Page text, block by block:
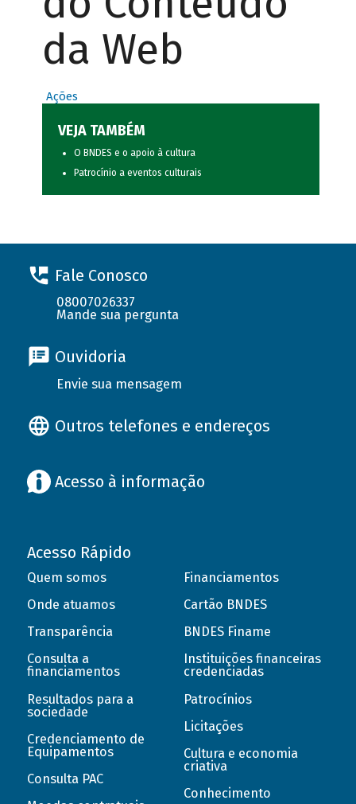
da Web
Ações
VEJA TAMBÉM
O BNDES e o apoio à cultura
Patrocínio a eventos culturais
Fale Conosco
08007026337
Mande sua pergunta
Ouvidoria
Envie sua mensagem
Outros telefones e endereços
Acesso à informação
Acesso Rápido
Quem somos
Onde atuamos
Transparência
Consulta a
financiamentos
Resultados para a
sociedade
Credenciamento de
Equipamentos
Consulta PAC
Financiamentos
Cartão BNDES
BNDES Finame
Instituições financeiras
credenciadas
Patrocínios
Licitações
Cultura e economia
criativa
Conhecimento